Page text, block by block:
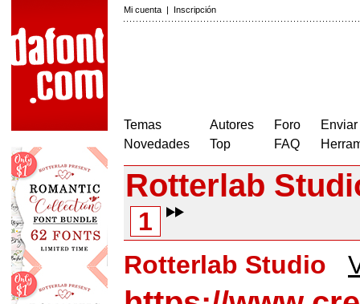
Mi cuenta | Inscripción
Temas
Novedades
Autores
Top
Foro
FAQ
Rotterlab
1
Rotterlab Studio